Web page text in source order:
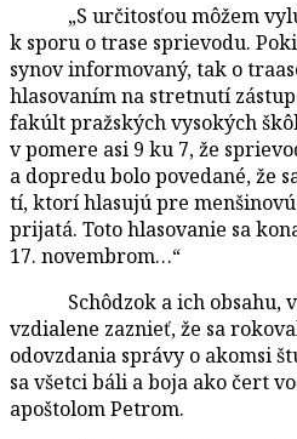
„S určitosťou môžem
k sporu o trase sprievodu.
synov informovaný, tak o
hlasovaním na stretnutí
fakúlt pražských vysokých
v pomere asi 9 ku 7, že
a dopredu bolo povedané, že
tí, ktorí hlasujú pre
prijatá. Toto hlasovanie sa
17. novembrom…“
Schôdzok a ich obsahu, v
vzdialene zaznieť, že sa
odovzdania správy o akomsi
sa všetci báli a boja ako čert
apoštolom Petrom.